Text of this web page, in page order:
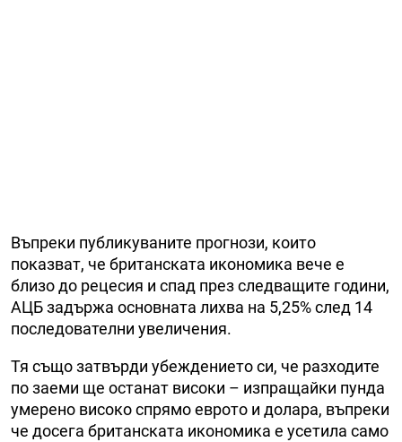
Въпреки публикуваните прогнози, които
показват, че британската икономика вече е
близо до рецесия и спад през следващите години,
АЦБ задържа основната лихва на 5,25% след 14
последователни увеличения.
Тя също затвърди убеждението си, че разходите
по заеми ще останат високи – изпращайки пунда
умерено високо спрямо еврото и долара, въпреки
че досега британската икономика е усетила само